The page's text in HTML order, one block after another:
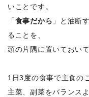
いことです。
「食事だから 」と油断
ることを、
頭の片隅に置いておい
1日3度の食事で主食の
主菜、副菜をバランス